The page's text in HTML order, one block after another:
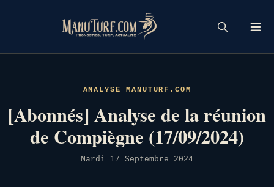
ANALYSE MANUTURF.COM
[Abonnés] Analyse de la réunion
de Compiègne (17/09/2024)
Mardi 17 Septembre 2024